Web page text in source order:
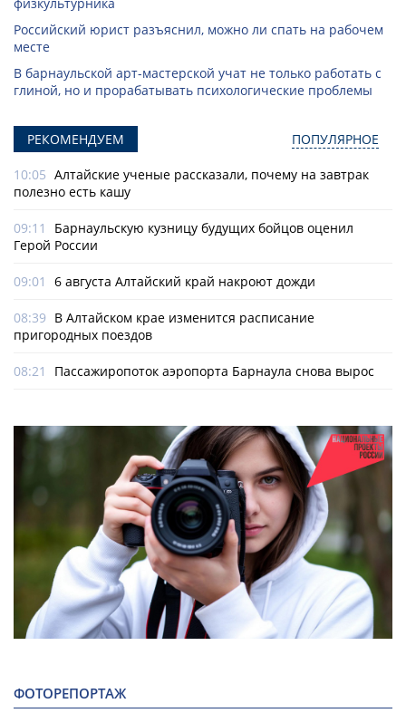
Российский юрист разъяснил, можно ли спать на рабочем
месте
В барнаульской арт-мастерской учат не только работать с
глиной, но и прорабатывать психологические проблемы
РЕКОМЕНДУЕМ ПОПУЛЯРНОЕ
10:05 Алтайские ученые рассказали, почему на завтрак
полезно есть кашу
09:11
Барнаульскую кузницу будущих бойцов оценил
Герой России
09:01 6 августа Алтайский край накроют дожди
08:39 В Алтайском крае изменится расписание
пригородных поездов
08:21 Пассажиропоток аэропорта Барнаула снова вырос
ФОТОРЕПОРТАЖ